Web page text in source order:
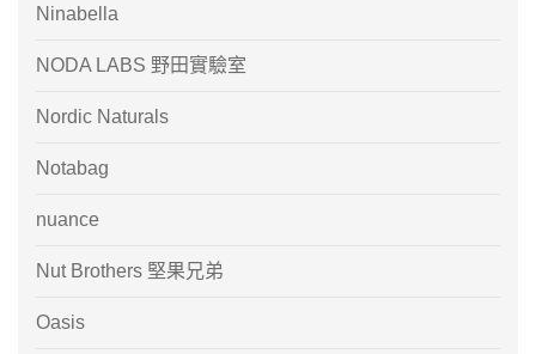
Ninabella
NODA LABS 野田實驗室
Nordic Naturals
Notabag
nuance
Nut Brothers 堅果兄弟
Oasis